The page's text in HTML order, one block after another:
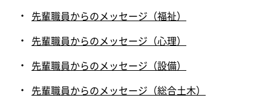
先輩職員からのメッセージ（福祉）
先輩職員からのメッセージ（心理）
先輩職員からのメッセージ（設備）
先輩職員からのメッセージ（総合土木）